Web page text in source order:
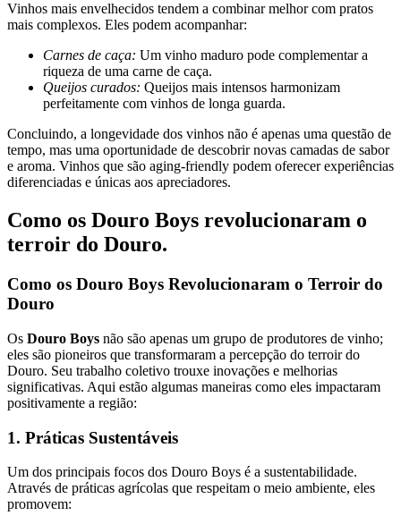
Vinhos mais envelhecidos tendem a combinar melhor com pratos
mais complexos. Eles podem acompanhar:
Carnes de caça: Um vinho maduro pode complementar a
riqueza de uma carne de caça.
Queijos curados: Queijos mais intensos harmonizam
perfeitamente com vinhos de longa guarda.
Concluindo, a longevidade dos vinhos não é apenas uma questão de
tempo, mas uma oportunidade de descobrir novas camadas de sabor
e aroma. Vinhos que são aging-friendly podem oferecer experiências
diferenciadas e únicas aos apreciadores.
Como os Douro Boys revolucionaram o
terroir do Douro.
Como os Douro Boys Revolucionaram o Terroir do
Douro
Os Douro Boys não são apenas um grupo de produtores de vinho;
eles são pioneiros que transformaram a percepção do terroir do
Douro. Seu trabalho coletivo trouxe inovações e melhorias
significativas. Aqui estão algumas maneiras como eles impactaram
positivamente a região:
1. Práticas Sustentáveis
Um dos principais focos dos Douro Boys é a sustentabilidade.
Através de práticas agrícolas que respeitam o meio ambiente, eles
promovem: